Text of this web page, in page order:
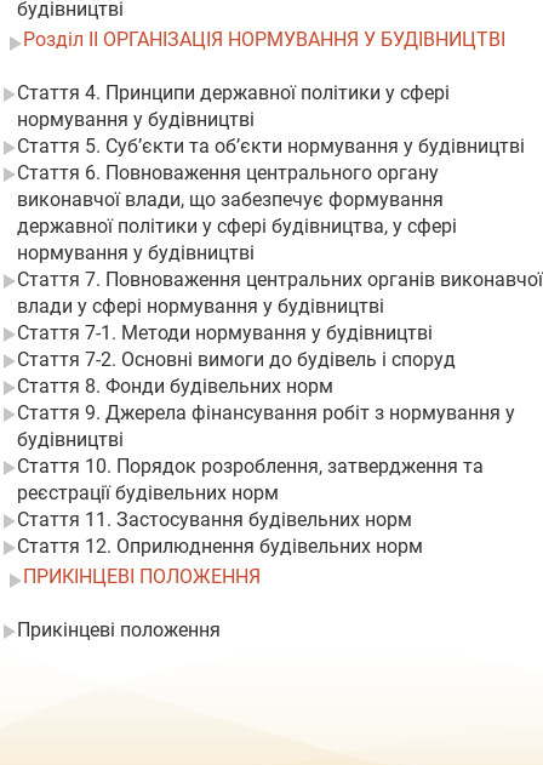
будівництві
Розділ II ОРГАНІЗАЦІЯ НОРМУВАННЯ У БУДІВНИЦТВІ
Стаття 4. Принципи державної політики у сфері
нормування у будівництві
Стаття 5. Суб’єкти та об’єкти нормування у будівництві
Стаття 6. Повноваження центрального органу
виконавчої влади, що забезпечує формування
державної політики у сфері будівництва, у сфері
нормування у будівництві
Стаття 7. Повноваження центральних органів виконавчої
влади у сфері нормування у будівництві
Стаття 7-1. Методи нормування у будівництві
Стаття 7-2. Основні вимоги до будівель і споруд
Стаття 8. Фонди будівельних норм
Стаття 9. Джерела фінансування робіт з нормування у
будівництві
Стаття 10. Порядок розроблення, затвердження та
реєстрації будівельних норм
Стаття 11. Застосування будівельних норм
Стаття 12. Оприлюднення будівельних норм
ПРИКІНЦЕВІ ПОЛОЖЕННЯ
Прикінцеві положення